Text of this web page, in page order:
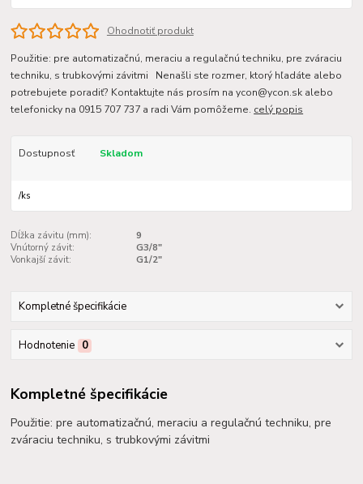
Ohodnotiť produkt
Použitie: pre automatizačnú, meraciu a regulačnú techniku, pre zváraciu
techniku, s trubkovými závitmi Nenašli ste rozmer, ktorý hľadáte alebo
potrebujete poradiť? Kontaktujte nás prosím na ycon@ycon.sk alebo
telefonicky na 0915 707 737 a radi Vám pomôžeme. celý popis
Dostupnosť Skladom
/ks
Dĺžka závitu (mm):
9
Vnútorný závit:
G3/8"
Vonkajší závit:
G1/2"
Kompletné špecifikácie
Hodnotenie 0
Kompletné špecifikácie
Použitie: pre automatizačnú, meraciu a regulačnú techniku, pre
zváraciu techniku, s trubkovými závitmi